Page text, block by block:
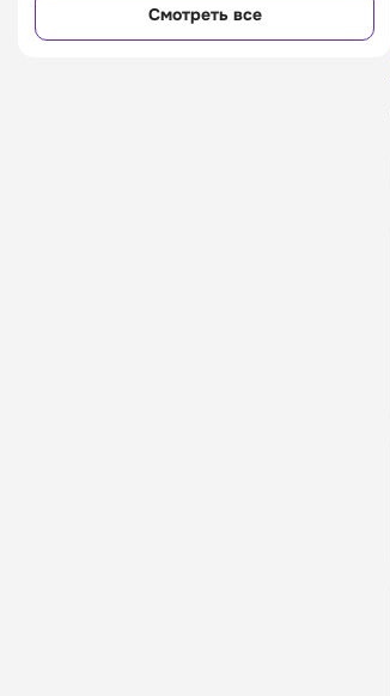
Смотреть все